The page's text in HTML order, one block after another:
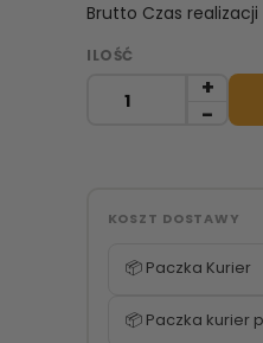
Brutto Czas
ILOŚĆ
KOSZT DOSTAWY
📦 Paczka Kurier
📦 Paczka kurier